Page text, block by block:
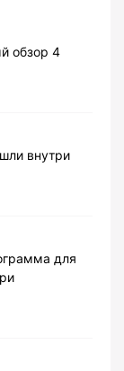
обзор 4
внутри
для